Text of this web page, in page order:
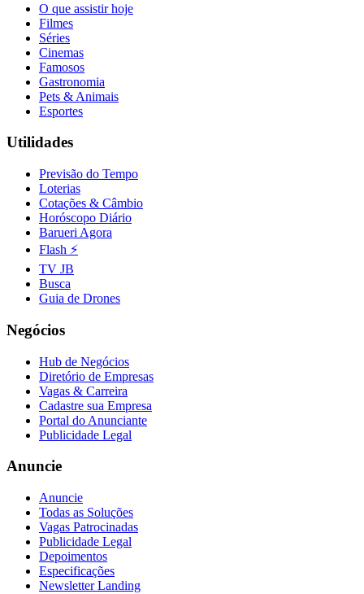
Fluminense
O que assistir hoje
Filmes
Séries
Cinemas
Famosos
Gastronomia
Pets & Animais
Esportes
Utilidades
Previsão do Tempo
Loterias
Cotações & Câmbio
Horóscopo Diário
Barueri Agora
Flash ⚡
TV JB
Busca
Guia de Drones
Negócios
Hub de Negócios
Diretório de Empresas
Vagas & Carreira
Cadastre sua Empresa
Portal do Anunciante
Publicidade Legal
Anuncie
Anuncie
Todas as Soluções
Vagas Patrocinadas
Publicidade Legal
Depoimentos
Especificações
Newsletter Landing